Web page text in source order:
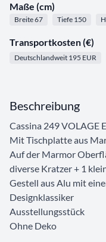
Maße (cm)
Breite 67 Tiefe 150
Transportkosten (€)
Deutschlandweit 195 EUR
Beschreibung
Cassina 249 VOLAGE
Mit Tischplatte aus
Auf der Marmor
diverse Kratzer + 1
Gestell aus Alu mit
Designklassiker
Ausstellungsstück
Ohne Deko